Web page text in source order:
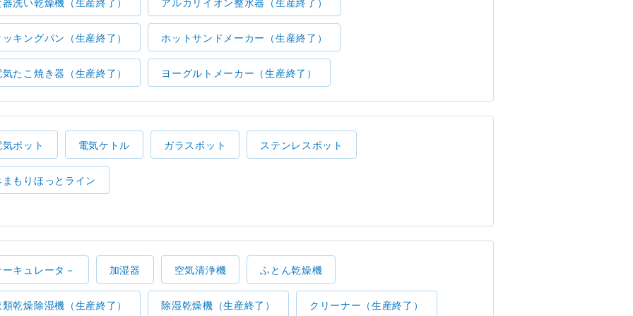
器洗い乾燥機（生産終了） アルカリイオン整水器（生産終了）
ッキングパン（生産終了） ホットサンドメーカー（生産終了）
気たこ焼き器（生産終了） ヨーグルトメーカー（生産終了）
気ポット 電気ケトル ガラスポット ステンレスポット
まもりほっとライン
ーキュレータ－ 加湿器 空気清浄機 ふとん乾燥機
類乾燥除湿機（生産終了） 除湿乾燥機（生産終了） クリーナー（生産終了）